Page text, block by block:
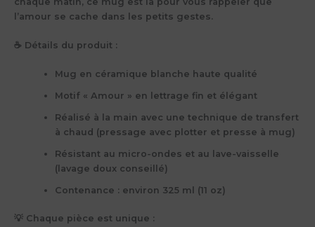
l’amour se cache dans les petits gestes.
☕ Détails du produit :
Mug en céramique blanche haute qualité
Motif « Amour » en lettrage fin et élégant
Réalisé à la main avec unetechnique de transfert
à chaud (pressage avec plotter et presse à mug)
Résistant au micro-ondes et au lave-vaisselle
(lavage doux conseillé)
Contenance : environ 325 ml (11 oz)
💡 Chaque pièce est unique :